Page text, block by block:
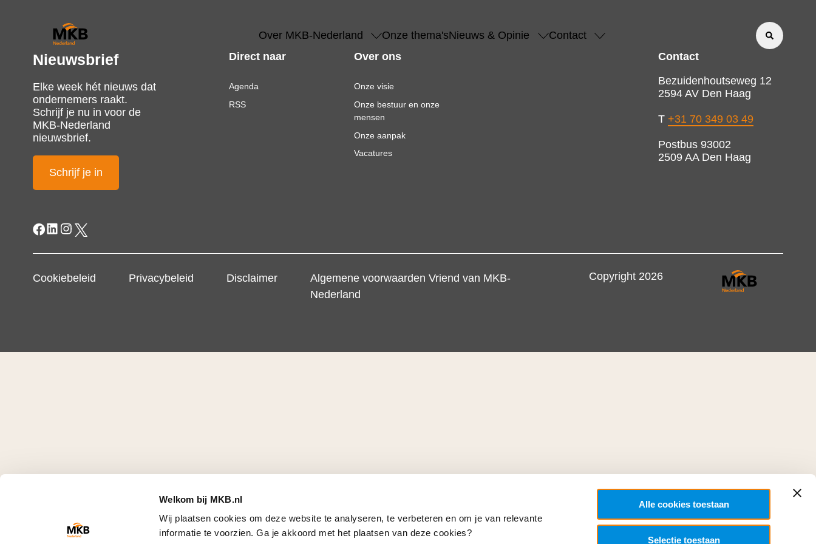
Welkom bij MKB.nl
Wij plaatsen cookies om deze website te analyseren, te verbeteren en om je van relevante
informatie te voorzien. Ga je akkoord met het plaatsen van deze cookies?
Alle cookies toestaan
Selectie toestaan
Over MKB-Nederland Onze thema'sNieuws & Opinie Contact
Nieuwsbrief
Elke week hét nieuws dat
ondernemers raakt.
Schrijf je nu in voor de
MKB-Nederland
nieuwsbrief.
Schrijf je in
Direct naar
Agenda
RSS
Over ons
Onze visie
Onze bestuur en onze
mensen
Onze aanpak
Vacatures
Contact
Bezuidenhoutseweg 12
2594 AV Den Haag
T +31 70 349 03 49
Postbus 93002
2509 AA Den Haag
Cookiebeleid Privacybeleid Disclaimer
Algemene voorwaarden Vriend van MKB-
Nederland
Copyright 2026